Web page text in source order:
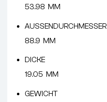
53.98 MM
AUSSENDURCHMESSER
88.9 MM
DICKE
19.05 MM
GEWICHT